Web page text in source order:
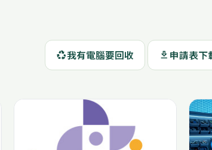
recycling我有電腦要回收 download 申請表下